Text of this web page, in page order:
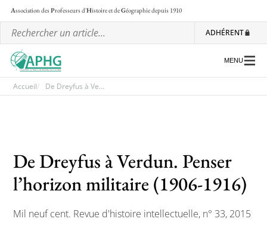
Association desProfesseurs d'Histoire et deGéographiedepuis 1910
ADHÉRENT
Les ateliers nationaux
Communiqués et motions
Lettre d’information de l’APHG
MENU
Accueil De Dreyfus à Ve...
De Dreyfus à Verdun. Penser
l’horizon militaire (1906-1916)
Mil neuf cent. Revue d'histoire intellectuelle, n° 33, 2015